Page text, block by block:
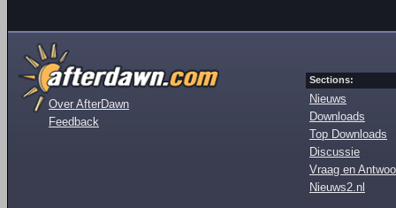
Over AfterDawn
Feedback
Sections:
Nieuws
Downloads
Top Downloads
Discussie
Vraag en
Nieuws2.nl